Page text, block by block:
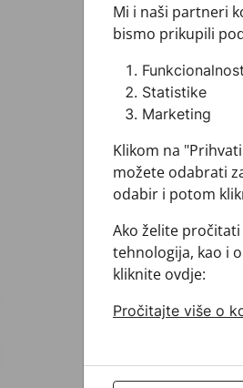
Mi i naši partneri
bismo prikupili
Funkcionalnost
Statistike
Marketing
Klikom na
možete odabrati
odabir i potom
Ako želite
tehnologija, kao i
kliknite ovdje:
Pročitajte više o